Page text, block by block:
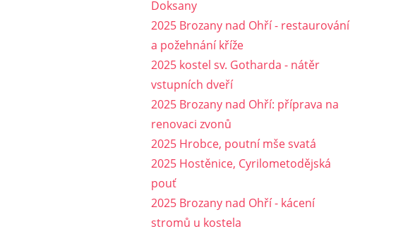
Doksany
2025 Brozany nad Ohří - restaurování
a požehnání kříže
2025 kostel sv. Gotharda - nátěr
vstupních dveří
2025 Brozany nad Ohří: příprava na
renovaci zvonů
2025 Hrobce, poutní mše svatá
2025 Hostěnice, Cyrilometodějská
pouť
2025 Brozany nad Ohří - kácení
stromů u kostela